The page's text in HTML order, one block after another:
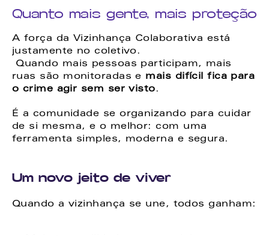
Quanto mais gente, mais proteção
A força da Vizinhança Colaborativa está
justamente no coletivo.
ruas são monitoradas e mais difícil fica para
o crime agir sem ser visto .
É a comunidade se organizando para cuidar
de si mesma, e o melhor: com uma
ferramenta simples, moderna e segura.
Um novo jeito de viver
Quando a vizinhança se une, todos ganham: